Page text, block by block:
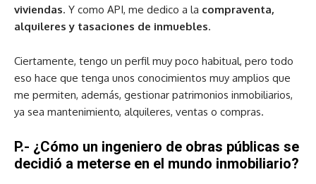
viviendas. Y como API, me dedico a la compraventa,
alquileres y tasaciones de inmuebles.
Ciertamente, tengo un perfil muy poco habitual, pero todo
eso hace que tenga unos conocimientos muy amplios que
me permiten, además, gestionar patrimonios inmobiliarios,
ya sea mantenimiento, alquileres, ventas o compras.
P.- ¿Cómo un ingeniero de obras públicas se
decidió a meterse en el mundo inmobiliario?